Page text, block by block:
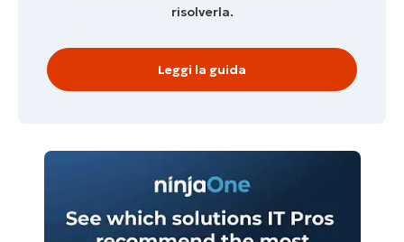
risolverla.
Leggi la guida